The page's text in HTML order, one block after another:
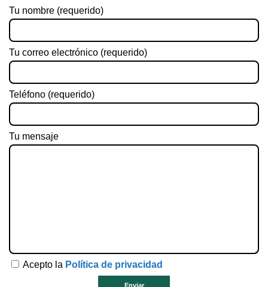
Tu nombre (requerido)
Tu correo electrónico (requerido)
Teléfono (requerido)
Tu mensaje
Acepto la Política de privacidad